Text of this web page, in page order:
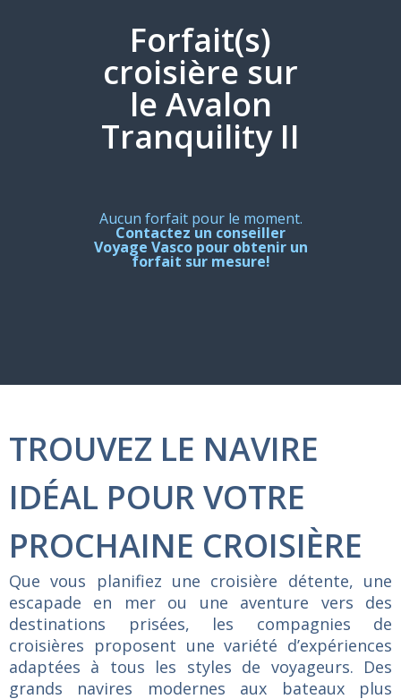
Forfait(s)
croisière sur
le Avalon
Tranquility II
Aucun forfait pour le moment.
Contactez un conseiller
Voyage Vasco pour obtenir un
forfait sur mesure!
TROUVEZ LE NAVIRE
IDÉAL POUR VOTRE
PROCHAINE CROISIÈRE
Que vous planifiez une croisière détente, une
escapade en mer ou une aventure vers des
destinations prisées, les compagnies de
croisières proposent une variété d’expériences
adaptées à tous les styles de voyageurs. Des
grands navires modernes aux bateaux plus